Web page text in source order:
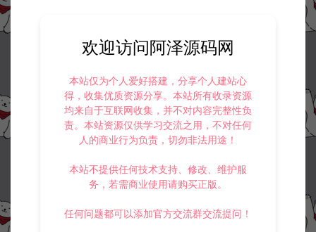
欢迎访问阿泽源码网
本站仅为个人爱好搭建，分享个人建站心
得，收集优质资源分享。本站所有收录资源
均来自于互联网收集，并不对内容完整性负
责。本站资源仅供学习交流之用，不对任何
人的商业行为负责，切勿非法用途！
本站不提供任何技术支持、修改、维护服
务，若需商业使用请购买正版。
任何问题都可以添加官方交流群交流提问！